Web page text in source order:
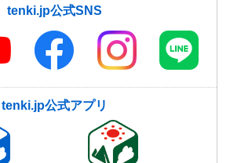
tenki.jp公式SNS
tenki.jp公式アプリ